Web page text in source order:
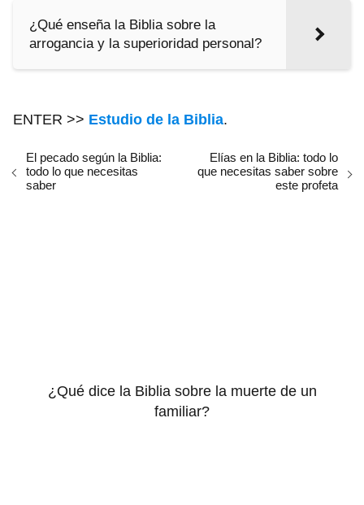
¿Qué enseña la Biblia sobre la
arrogancia y la superioridad personal?
ENTER >> Estudio de la Biblia.
El pecado según la Biblia:
todo lo que necesitas
saber
Elías en la Biblia: todo lo
que necesitas saber sobre
este profeta
¿Qué dice la Biblia sobre la muerte de un
familiar?